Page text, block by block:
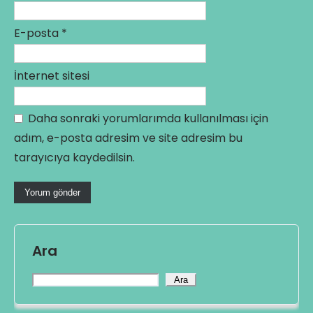
E-posta *
İnternet sitesi
Daha sonraki yorumlarımda kullanılması için
adım, e-posta adresim ve site adresim bu
tarayıcıya kaydedilsin.
Ara
Ara